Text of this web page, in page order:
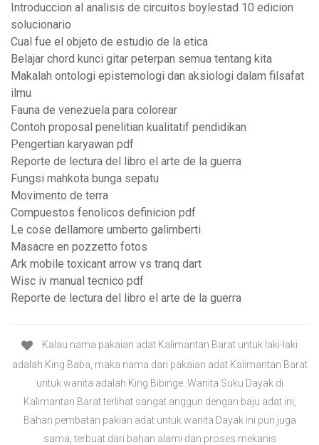
Introduccion al analisis de circuitos boylestad 10 edicion
solucionario
Cual fue el objeto de estudio de la etica
Belajar chord kunci gitar peterpan semua tentang kita
Makalah ontologi epistemologi dan aksiologi dalam filsafat
ilmu
Fauna de venezuela para colorear
Contoh proposal penelitian kualitatif pendidikan
Pengertian karyawan pdf
Reporte de lectura del libro el arte de la guerra
Fungsi mahkota bunga sepatu
Movimento de terra
Compuestos fenolicos definicion pdf
Le cose dellamore umberto galimberti
Masacre en pozzetto fotos
Ark mobile toxicant arrow vs tranq dart
Wisc iv manual tecnico pdf
Reporte de lectura del libro el arte de la guerra
Kalau nama pakaian adat Kalimantan Barat untuk laki-laki
adalah King Baba, maka nama dari pakaian adat Kalimantan Barat
untuk wanita adalah King Bibinge. Wanita Suku Dayak di
Kalimantan Barat terlihat sangat anggun dengan baju adat ini,
Bahan pembatan pakian adat untuk wanita Dayak ini pun juga
sama, terbuat dari bahan alami dan proses mekanis